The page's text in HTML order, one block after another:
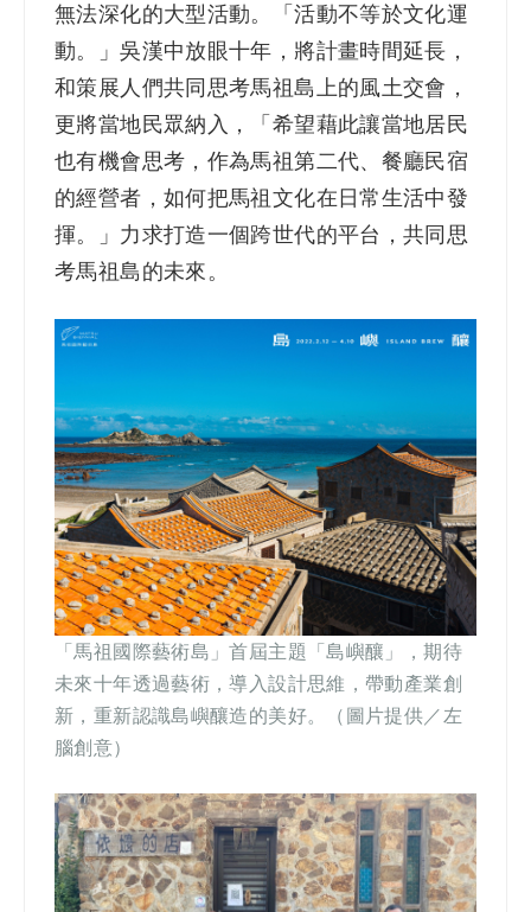
無法深化的大型活動。「活動不等於文化運
動。」吳漢中放眼十年，將計畫時間延長，
和策展人們共同思考馬祖島上的風土交會，
更將當地民眾納入，「希望藉此讓當地居民
也有機會思考，作為馬祖第二代、餐廳民宿
的經營者，如何把馬祖文化在日常生活中發
揮。」力求打造一個跨世代的平台，共同思
考馬祖島的未來。
「馬祖國際藝術島」首屆主題「島嶼釀」，期待
未來十年透過藝術，導入設計思維，帶動產業創
新，重新認識島嶼釀造的美好。
（ 圖片提供／左
腦創意）